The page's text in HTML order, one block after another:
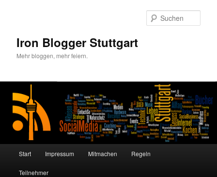
Iron Blogger Stuttgart
Mehr bloggen, mehr feiern.
Start Impressum Mitmachen Regeln
Teilnehmer